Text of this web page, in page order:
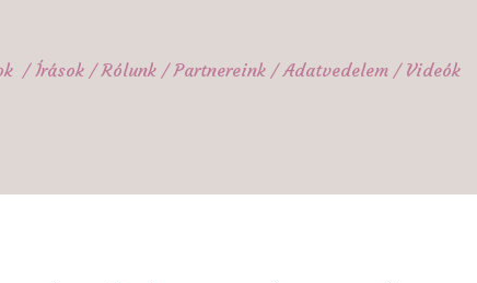
Írások Rólunk Partnereink Adatvedelem Videók